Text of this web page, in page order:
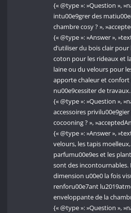
{« @type »: »Question »,
intu00e9grer des
chambre cosy ? »,
{« @type »: »Answer »,
d’utiliser du bois clair
coton pour les rideaux et
laine ou du velours pour
apporte chaleur et confort
nu00e9cessiter de
{« @type »: »Question »,
accessoires
cocooning ? »,
{« @type »: »Answer »,
velours, les tapis
parfumu00e9es et les
sont des
dimension u00e0 la fois
renforu00e7ant
enveloppante de la
{« @type »: »Question »,